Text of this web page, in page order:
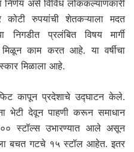
निर्णय असे विविध लोककल्याणकारी
कोटी रुपयांची शेतकऱ्याला मदत
प्रलंबित विषय मार्गी
काम करत आहे. या वर्षीचा
मिळाला आहे.
फिट कापून प्रदेशाचे उद्घाटन केले.
भेटी देवून पाहणी करून समाधान
स्टॉल्स उभारण्यात आले असून
बचत गटचे १५ स्टॉल आहेत. इतर